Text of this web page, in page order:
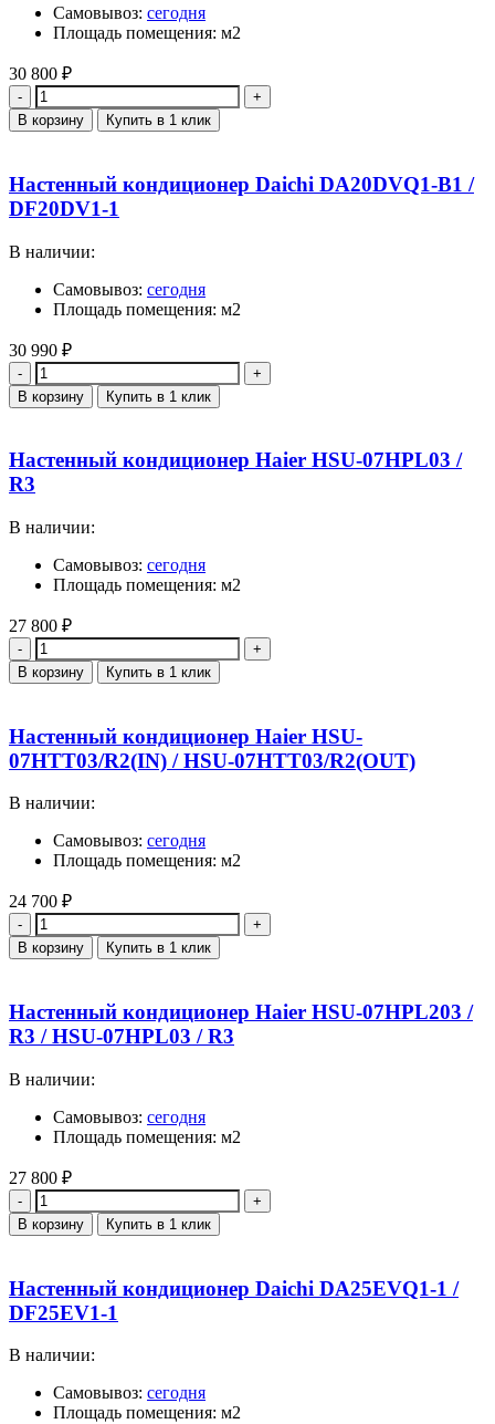
Самовывоз: сегодня
Площадь помещения: м2
30 800 ₽
Количество
В корзину Купить в 1 клик
Настенный кондиционер Daichi DA20DVQ1-B1 /
DF20DV1-1
В наличии:
Самовывоз: сегодня
Площадь помещения: м2
30 990 ₽
Количество
В корзину Купить в 1 клик
Настенный кондиционер Haier HSU-07HPL03 /
R3
В наличии:
Самовывоз: сегодня
Площадь помещения: м2
27 800 ₽
Количество
В корзину Купить в 1 клик
Настенный кондиционер Haier HSU-
07HTT03/R2(IN) / HSU-07HTT03/R2(OUT)
В наличии:
Самовывоз: сегодня
Площадь помещения: м2
24 700 ₽
Количество
В корзину Купить в 1 клик
Настенный кондиционер Haier HSU-07HPL203 /
R3 / HSU-07HPL03 / R3
В наличии:
Самовывоз: сегодня
Площадь помещения: м2
27 800 ₽
Количество
В корзину Купить в 1 клик
Настенный кондиционер Daichi DA25EVQ1-1 /
DF25EV1-1
В наличии:
Самовывоз: сегодня
Площадь помещения: м2